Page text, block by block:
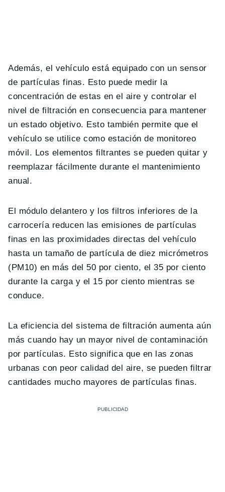
Además, el vehículo está equipado con un sensor
de partículas finas. Esto puede medir la
concentración de estas en el aire y controlar el
nivel de filtración en consecuencia para mantener
un estado objetivo. Esto también permite que el
vehículo se utilice como estación de monitoreo
móvil. Los elementos filtrantes se pueden quitar y
reemplazar fácilmente durante el mantenimiento
anual.
El módulo delantero y los filtros inferiores de la
carrocería reducen las emisiones de partículas
finas en las proximidades directas del vehículo
hasta un tamaño de partícula de diez micrómetros
(PM10) en más del 50 por ciento, el 35 por ciento
durante la carga y el 15 por ciento mientras se
conduce.
La eficiencia del sistema de filtración aumenta aún
más cuando hay un mayor nivel de contaminación
por partículas. Esto significa que en las zonas
urbanas con peor calidad del aire, se pueden filtrar
cantidades mucho mayores de partículas finas.